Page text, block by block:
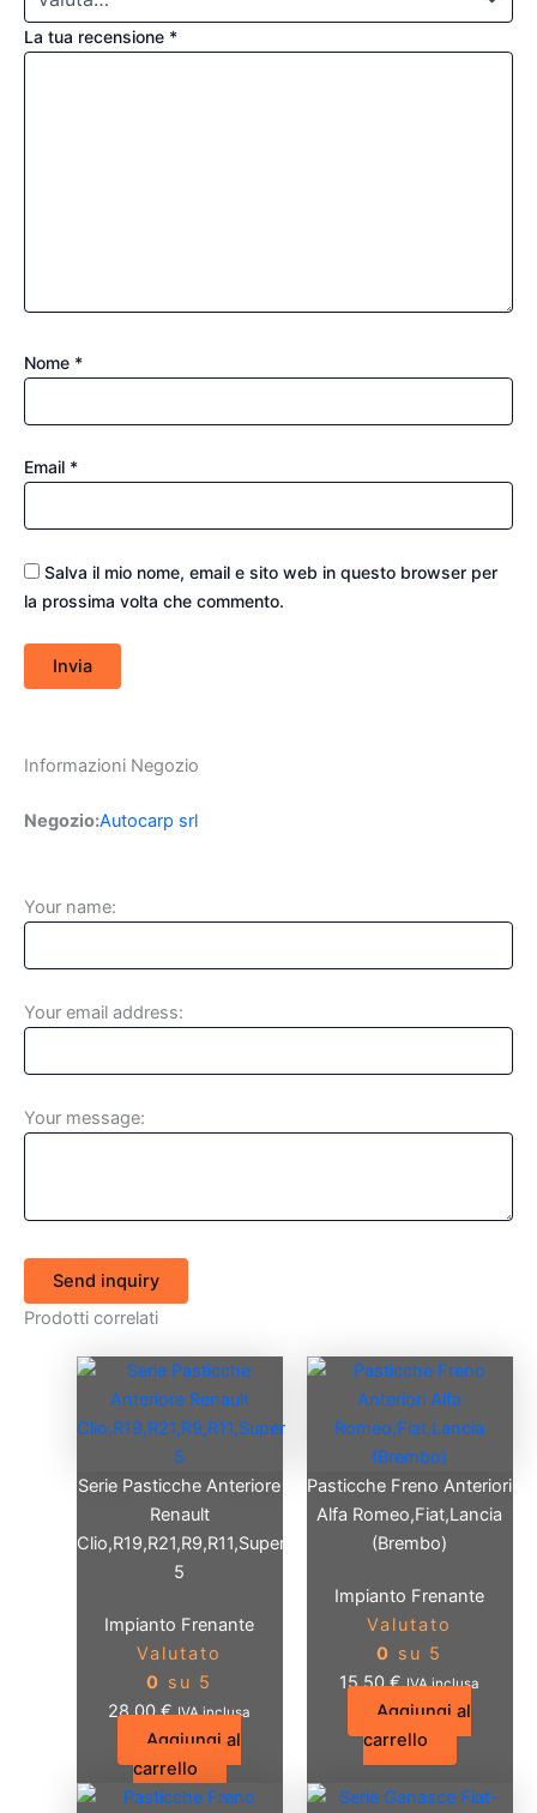
La tua recensione *
Nome *
Email *
Salva il mio nome, email e sito web in questo browser per
la prossima volta che commento.
Informazioni Negozio
Negozio:Autocarp srl
Your name:
Your email address:
Your message:
Send inquiry
Prodotti correlati
Serie Pasticche Anteriore
Renault
Clio,R19,R21,R9,R11,Super
5
Impianto Frenante
Valutato
0 su 5
28,00€ IVA inclusa
Aggiungi al
carrello
Pasticche Freno Anteriori
Alfa Romeo,Fiat,Lancia
(Brembo)
Impianto Frenante
Valutato
0 su 5
15,50€ IVA inclusa
Aggiungi al
carrello